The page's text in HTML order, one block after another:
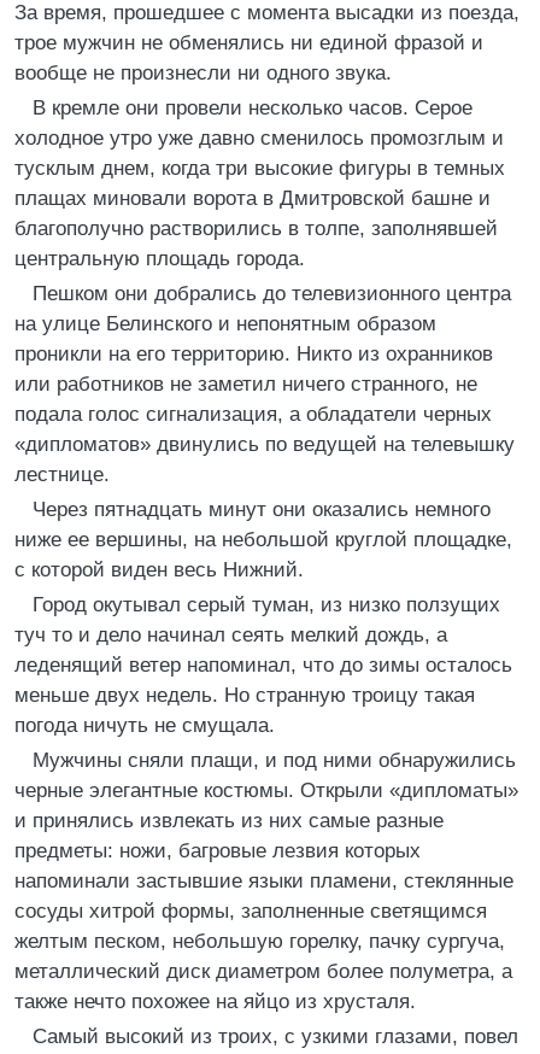
За время, прошедшее с момента высадки из поезда,
трое мужчин не обменялись ни единой фразой и
вообще не произнесли ни одного звука.
В кремле они провели несколько часов. Серое
холодное утро уже давно сменилось промозглым и
тусклым днем, когда три высокие фигуры в темных
плащах миновали ворота в Дмитровской башне и
благополучно растворились в толпе, заполнявшей
центральную площадь города.
Пешком они добрались до телевизионного центра
на улице Белинского и непонятным образом
проникли на его территорию. Никто из охранников
или работников не заметил ничего странного, не
подала голос сигнализация, а обладатели черных
«дипломатов» двинулись по ведущей на телевышку
лестнице.
Через пятнадцать минут они оказались немного
ниже ее вершины, на небольшой круглой площадке,
с которой виден весь Нижний.
Город окутывал серый туман, из низко ползущих
туч то и дело начинал сеять мелкий дождь, а
леденящий ветер напоминал, что до зимы осталось
меньше двух недель. Но странную троицу такая
погода ничуть не смущала.
Мужчины сняли плащи, и под ними обнаружились
черные элегантные костюмы. Открыли «дипломаты»
и принялись извлекать из них самые разные
предметы: ножи, багровые лезвия которых
напоминали застывшие языки пламени, стеклянные
сосуды хитрой формы, заполненные светящимся
желтым песком, небольшую горелку, пачку сургуча,
металлический диск диаметром более полуметра, а
также нечто похожее на яйцо из хрусталя.
Самый высокий из троих, с узкими глазами, повел